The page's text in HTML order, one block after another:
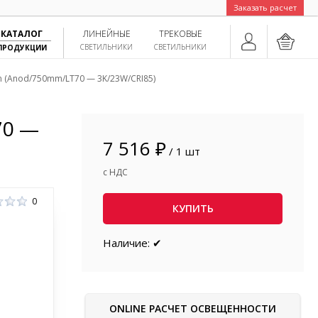
Заказать расчет
ТРЕКОВЫЕ
СВЕТИЛЬНИКИ
ЛИНЕЙНЫЕ
СВЕТИЛЬНИКИ
КАТАЛОГ
750mm/LT70 — 3K/23W/CRI85)
—
0
7 516 ₽ / 1 шт
с НДС
КУПИТЬ
Наличие: ✔
ONLINE РАСЧЕТ ОСВЕЩЕННОСТИ